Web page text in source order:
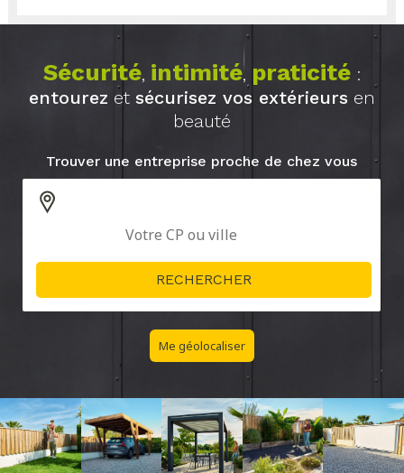
Sécurité, intimité, praticité:
entourez et sécurisez vos extérieurs en
beauté
Trouver une entreprise proche de chez vous
Me géolocaliser